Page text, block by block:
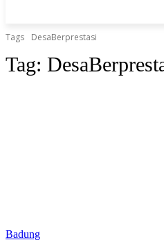
Tags DesaBerprestasi
Tag:
Badung